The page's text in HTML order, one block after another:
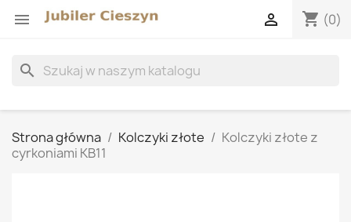
 shopping_cart (0)

search
Strona główna Kolczyki złote
Kolczyki złote z
cyrkoniami KB11